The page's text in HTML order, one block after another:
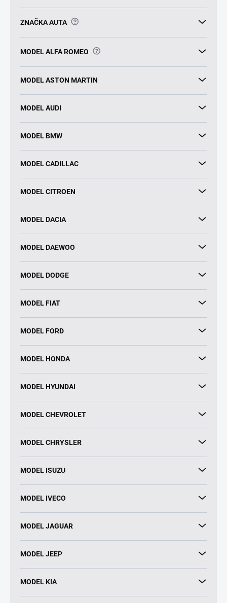
ZNAČKA AUTA ?
MODEL ALFA ROMEO ?
MODEL ASTON MARTIN
MODEL AUDI
MODEL BMW
MODEL CADILLAC
MODEL CITROEN
MODEL DACIA
MODEL DAEWOO
MODEL DODGE
MODEL FIAT
MODEL FORD
MODEL HONDA
MODEL HYUNDAI
MODEL CHEVROLET
MODEL CHRYSLER
MODEL ISUZU
MODEL IVECO
MODEL JAGUAR
MODEL JEEP
MODEL KIA